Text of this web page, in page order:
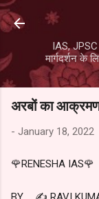
IAS,
मार्गदर्शन के
अरबों का
- January 18, 2022
🌹RENESHA IAS🌹